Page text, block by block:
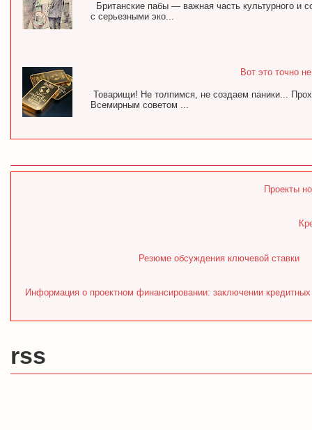
Британские пабы — важная часть культурного и
с серьезными эко...
Вот это точно
Товарищи! Не толпимся, не создаем паники...
Всемирным советом ...
Проекты
Резюме обсуждения ключевой ставки
Информация о проектном финансировании: заключении
rss